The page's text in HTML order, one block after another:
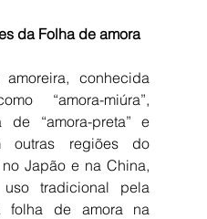
da Folha de amora
conhecida
“amora-miúra”,
de “amora-preta” e
outras regiões do
Japão e na China,
tradicional pela
folha de amora na